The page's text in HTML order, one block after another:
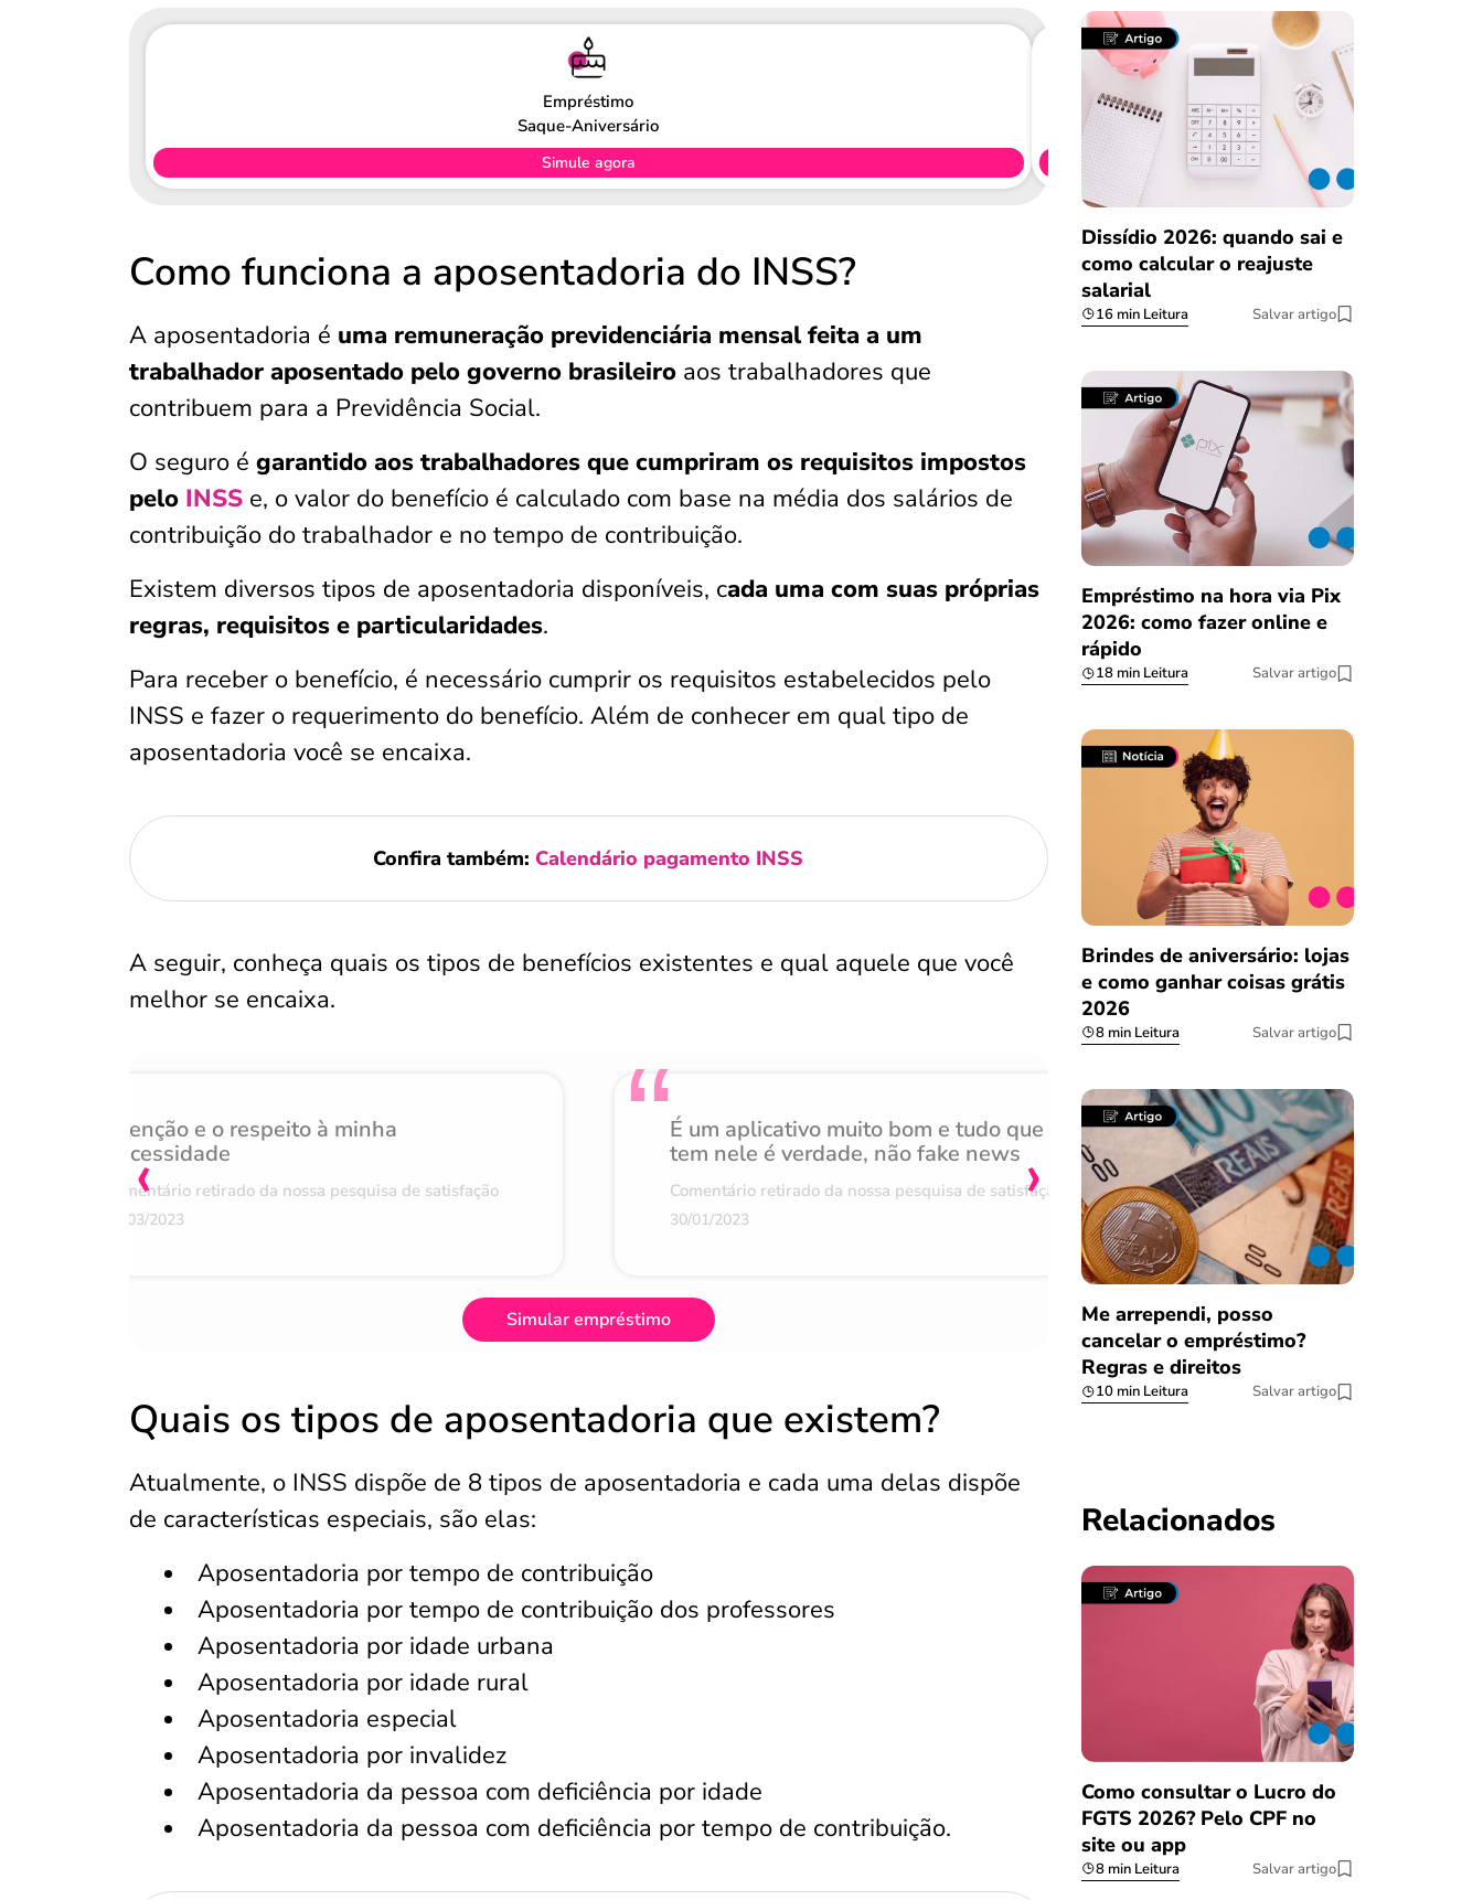
Empréstimo
Saque-Aniversário
Simule agora
Como funciona a aposentadoria do INSS?
A aposentadoria é uma remuneração previdenciária mensal feita a um
trabalhador aposentado pelo governo brasileiro aos trabalhadores que
contribuem para a Previdência Social.
O seguro é garantido aos trabalhadores que cumpriram os requisitos impostos
pelo INSS e, o valor do benefício é calculado com base na média dos salários de
contribuição do trabalhador e no tempo de contribuição.
Existem diversos tipos de aposentadoria disponíveis, cada uma com suas próprias
regras, requisitos e particularidades.
Para receber o benefício, é necessário cumprir os requisitos estabelecidos pelo
INSS e fazer o requerimento do benefício. Além de conhecer em qual tipo de
aposentadoria você se encaixa.
Confira também: Calendário pagamento INSS
A seguir, conheça quais os tipos de benefícios existentes e qual aquele que você
melhor se encaixa.
Atenção e o respeito à minha
necessidade
Comentário retirado da nossa pesquisa de satisfação
07/03/2023
É um aplicativo muito bom e tudo que
tem nele é verdade, não fake news
Comentário retirado da nossa pesquisa de satisfação
30/01/2023
Achei muito rápido,
burocracia
Comentário retirado da nossa
08/03/2023
‹ ›
Simular empréstimo
Quais os tipos de aposentadoria que existem?
Atualmente, o INSS dispõe de 8 tipos de aposentadoria e cada uma delas dispõe
de características especiais, são elas:
Aposentadoria por tempo de contribuição
Aposentadoria por tempo de contribuição dos professores
Aposentadoria por idade urbana
Aposentadoria por idade rural
Aposentadoria especial
Aposentadoria por invalidez
Aposentadoria da pessoa com deficiência por idade
Aposentadoria da pessoa com deficiência por tempo de contribuição.
Salvar Ferramenta
Salvar Ferramenta
Dissídio 2026: quando sai e
como calcular o reajuste
salarial
16 min Leitura Salvar artigo
Empréstimo na hora via Pix
2026: como fazer online e
rápido
18 min Leitura Salvar artigo
Brindes de aniversário: lojas
e como ganhar coisas grátis
2026
8 min Leitura Salvar artigo
Me arrependi, posso
cancelar o empréstimo?
Regras e direitos
10 min Leitura Salvar artigo
Relacionados
Como consultar o Lucro do
FGTS 2026? Pelo CPF no
site ou app
8 min Leitura Salvar artigo